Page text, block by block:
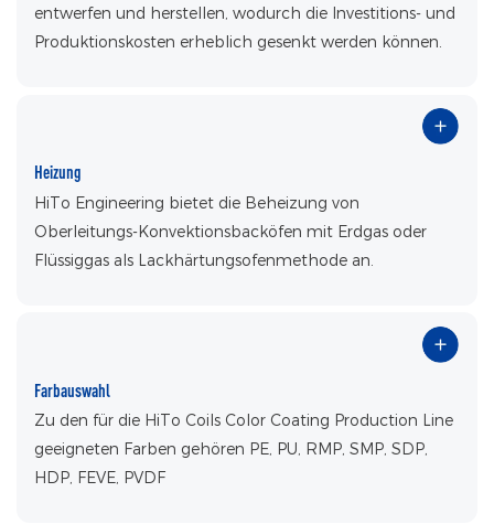
entwerfen und herstellen, wodurch die Investitions- und
Produktionskosten erheblich gesenkt werden können.
Heizung
HiTo Engineering bietet die Beheizung von
Oberleitungs-Konvektionsbacköfen mit Erdgas oder
Flüssiggas als Lackhärtungsofenmethode an.
Farbauswahl
Zu den für die HiTo Coils Color Coating Production Line
geeigneten Farben gehören PE, PU, ​​RMP, SMP, SDP,
HDP, FEVE, PVDF